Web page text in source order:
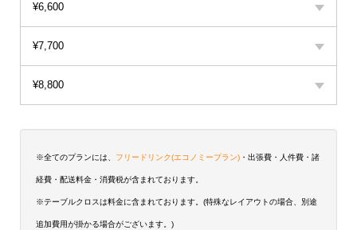
¥6,600
¥7,700
¥8,800
※全てのプランには、 フリードリンク(エコノミープラン)・出張費・人件費・諸
経費・配送料金・消費税が含まれております。
※テーブルクロスは料金に含まれております。(特殊なレイアウトの場合、別途
追加費用が掛かる場合がございます。)